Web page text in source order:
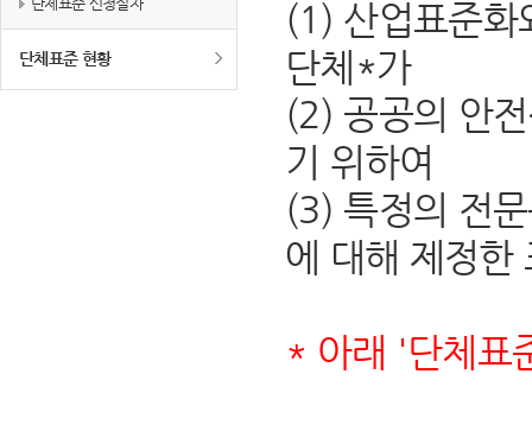
단체표준 현황
(1) 산업표준화
단체*가
(2) 공공의 안
기 위하여
(3) 특정의 전문
에 대해 제정한
* 아래 '단체표